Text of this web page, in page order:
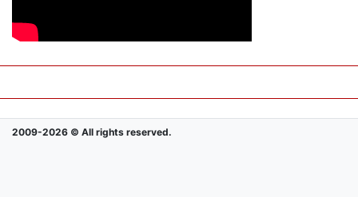
2009-2026 © All rights reserved.